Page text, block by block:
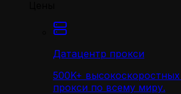
Датацентр прокси
500K+
прокси по всему миру.